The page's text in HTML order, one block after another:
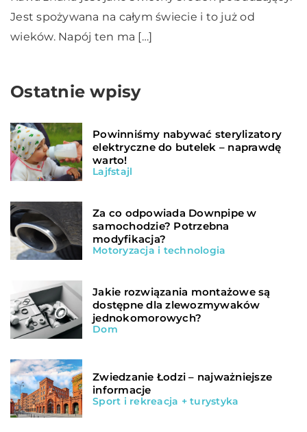
Jest spożywana na całym świecie i to już od
wieków. Napój ten ma […]
Ostatnie wpisy
Powinniśmy nabywać sterylizatory
elektryczne do butelek – naprawdę
warto!
Lajfstajl
Za co odpowiada Downpipe w
samochodzie? Potrzebna
modyfikacja?
Motoryzacja i technologia
Jakie rozwiązania montażowe są
dostępne dla zlewozmywaków
jednokomorowych?
Dom
Zwiedzanie Łodzi – najważniejsze
informacje
Sport i rekreacja + turystyka